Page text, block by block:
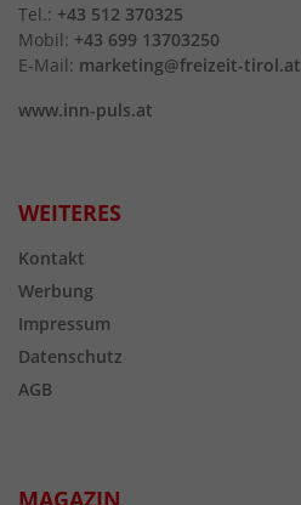
Tel.: +43 512 370325
Mobil: +43 699 13703250
E-Mail: marketing@freizeit-tirol.at
www.inn-puls.at
WEITERES
Kontakt
Werbung
Impressum
Datenschutz
AGB
MAGAZIN